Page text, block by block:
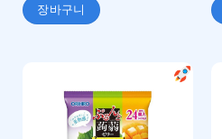
장바구니